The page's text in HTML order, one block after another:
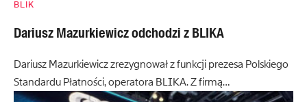
BLIK
Dariusz Mazurkiewicz odchodzi z BLIKA
Dariusz Mazurkiewicz zrezygnował z funkcji prezesa Polskiego
Standardu Płatności, operatora BLIKA. Z firmą…